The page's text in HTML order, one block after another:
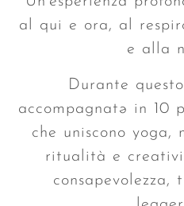
al qui e ora, al
e alla
Durante
accompagnatə in 10
che uniscono yoga,
ritualità e
consapevolezza,